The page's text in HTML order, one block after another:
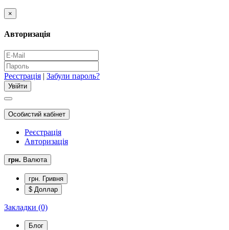
×
Авторизація
Реєстрація | Забули пароль?
Особистий кабінет
Реєстрація
Авторизація
грн. Валюта
грн. Гривня
$ Доллар
Закладки (0)
Блог